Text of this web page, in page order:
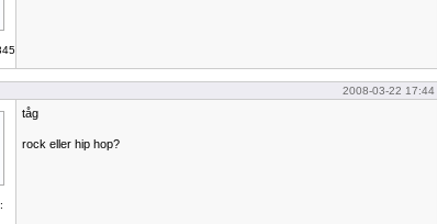
2008-03-22 17:44
tåg
rock eller hip hop?